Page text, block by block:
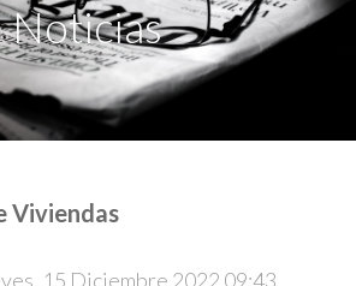
Noticias
Viviendas
15 Diciembre 2022 09:43